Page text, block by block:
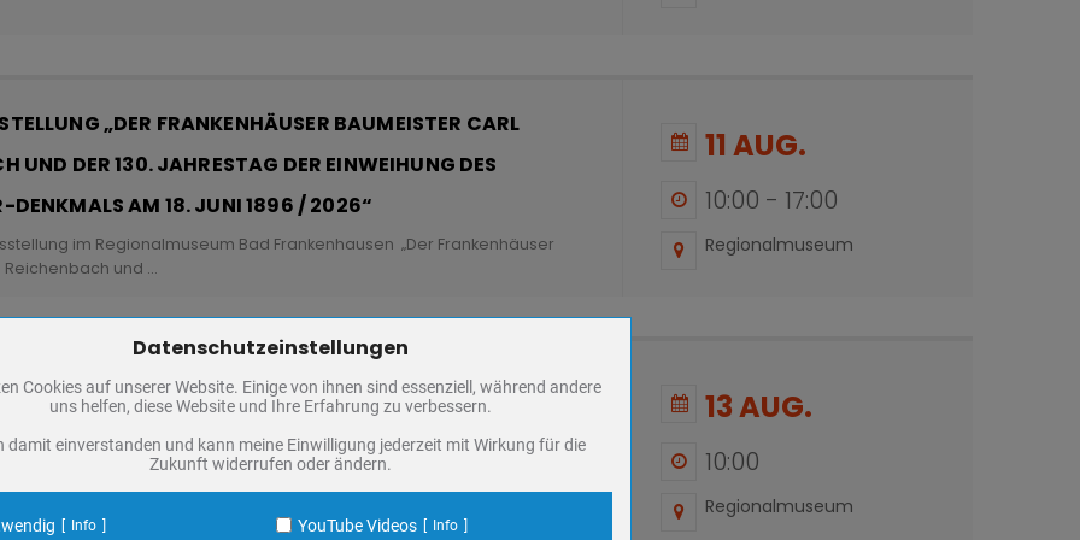
„DER FRANKENHÄUSER BAUMEISTER CARL
UND DER 130. JAHRESTAG DER EINWEIHUNG DES
DENKMALS AM 18. JUNI 1896 / 2026“
im Regionalmuseum Bad Frankenhausen „Der Frankenhäuser
und ...
11 AUG.
10:00 - 17:00
Regionalmuseum
JUSTUS FRIEDRICH WILHELM ZACHARIÄ
Blick auf die Geschichte von Bad Frankenhausen 13 AUG.
10:00
Regionalmuseum
Zum Betrieb der Seite notwendige Cookies / Drittanbieter:
PHP Session Cookie
Absicherung Kontaktformular / SPAM Schutz
Datenschutzeinstellungen
Cookies auf unserer Website. Einige von ihnen sind essenziell, während andere
uns helfen, diese Website und Ihre Erfahrung zu verbessern.
damit einverstanden und kann meine Einwilligung jederzeit mit Wirkung für die
Zukunft widerrufen oder ändern.
Info YouTube Videos Info